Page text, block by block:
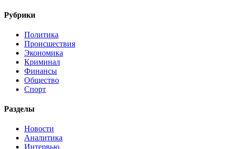
Рубрики
Политика
Происшествия
Экономика
Криминал
Финансы
Общество
Спорт
Разделы
Новости
Аналитика
Интервью